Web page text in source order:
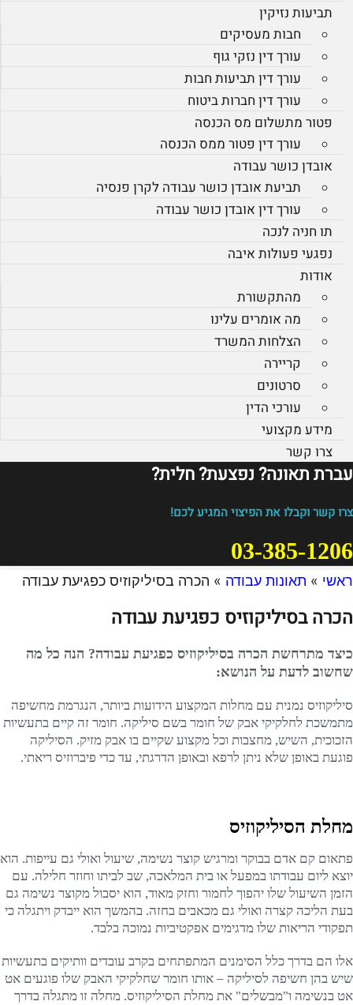
תביעות נזיקין
חבות מעסיקים
עורך דין נזקי גוף
עורך דין תביעות חבות
עורך דין חברות ביטוח
פטור מתשלום מס הכנסה
עורך דין פטור ממס הכנסה
אובדן כושר עבודה
תביעת אובדן כושר עבודה לקרן פנסיה
עורך דין אובדן כושר עבודה
תו חניה לנכה
נפגעי פעולות איבה
אודות
מהתקשורת
מה אומרים עלינו
הצלחות המשרד
קריירה
סרטונים
עורכי הדין
מידע מקצועי
צרו קשר
עברת תאונה? נפצעת? חלית?​
צרו קשר וקבלו את הפיצוי המגיע לכם!
03-385-1206
ראשי » תאונות עבודה » הכרה בסיליקוזיס כפגיעת עבודה
הכרה בסיליקוזיס כפגיעת עבודה
כיצד מתרחשת הכרה בסיליקוזיס כפגיעת עבודה? הנה כל מה
שחשוב לדעת על הנושא:
סיליקוזיס נמנית עם מחלות המקצוע הידועות ביותר, הנגרמת מחשיפה
מתמשכת לחלקיקי אבק של חומר בשם סיליקה. חומר זה קיים בתעשיות
הזכוכית, השיש, מחצבות וכל מקצוע שקיים בו אבק מזיק. הסיליקה
פוגעת באופן שלא ניתן לרפא ובאופן הדרגתי, עד כדי פיברוזיס ריאתי.
מחלת הסיליקוזיס
פתאום קם אדם בבוקר ומרגיש קוצר נשימה, שיעול ואולי גם עייפות. הוא
יוצא ליום עבודתו במפעל או בית המלאכה, שב לביתו וחוזר חלילה. עם
הזמן השיעול שלו יהפוך לחמור וחזק מאוד, הוא יסבול מקוצר נשימה גם
בעת הליכה קצרה ואולי גם מכאבים בחזה. בהמשך הוא ייבדק ויתגלה כי
תפקודי הריאות שלו מדגימים אפקטיביות נמוכה בלבד.
אלו הם בדרך כלל הסימנים המתפתחים בקרב עובדים וותיקים בתעשיות
שיש בהן חשיפה לסיליקה – אותו חומר שחלקיקי האבק שלו פוגעים אט
אט בנשימה ו"מבשלים" את מחלת הסיליקוזיס. מחלה זו מתגלה בדרך